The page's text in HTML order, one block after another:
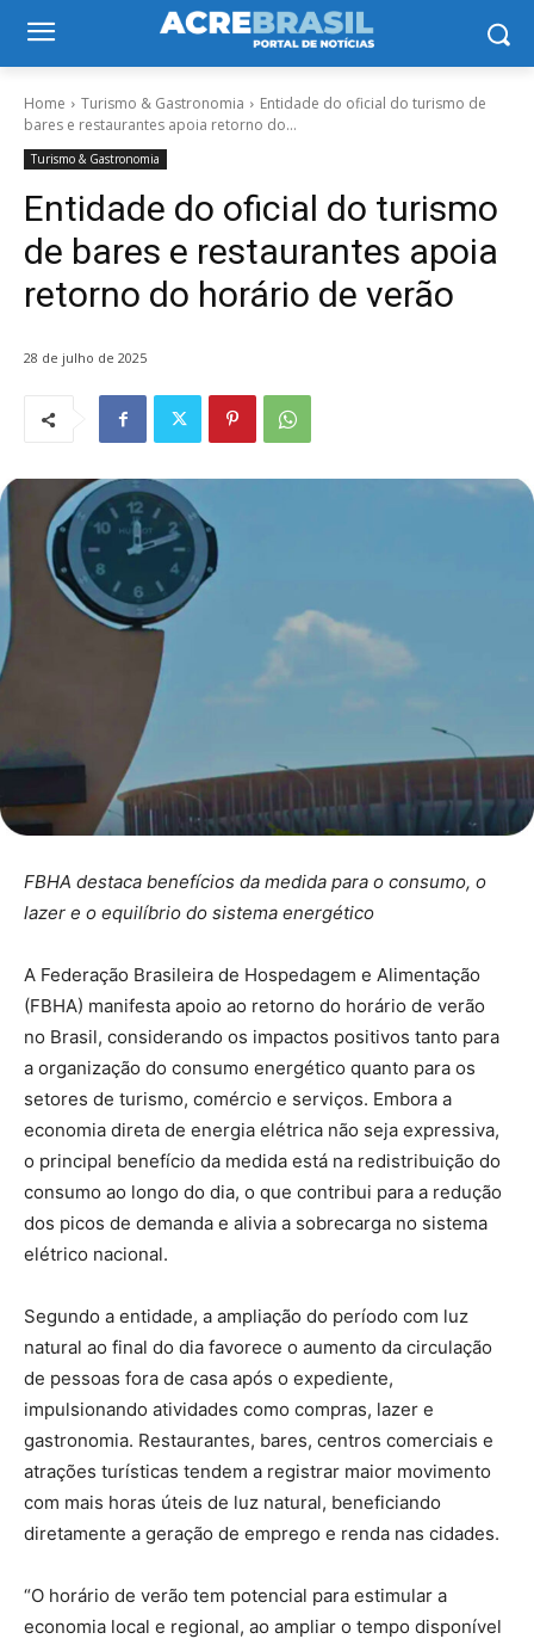
Home Turismo & Gastronomia
Entidade do oficial do turismo de
bares e restaurantes apoia retorno do...
Turismo & Gastronomia
Entidade do oficial do turismo
de bares e restaurantes apoia
retorno do horário de verão
28 de julho de 2025
FBHA destaca benefícios da medida para o consumo, o
lazer e o equilíbrio do sistema energético
A Federação Brasileira de Hospedagem e Alimentação
(FBHA) manifesta apoio ao retorno do horário de verão
no Brasil, considerando os impactos positivos tanto para
a organização do consumo energético quanto para os
setores de turismo, comércio e serviços. Embora a
economia direta de energia elétrica não seja expressiva,
o principal benefício da medida está na redistribuição do
consumo ao longo do dia, o que contribui para a redução
dos picos de demanda e alivia a sobrecarga no sistema
elétrico nacional.
Segundo a entidade, a ampliação do período com luz
natural ao final do dia favorece o aumento da circulação
de pessoas fora de casa após o expediente,
impulsionando atividades como compras, lazer e
gastronomia. Restaurantes, bares, centros comerciais e
atrações turísticas tendem a registrar maior movimento
com mais horas úteis de luz natural, beneficiando
diretamente a geração de emprego e renda nas cidades.
“O horário de verão tem potencial para estimular a
economia local e regional, ao ampliar o tempo disponível